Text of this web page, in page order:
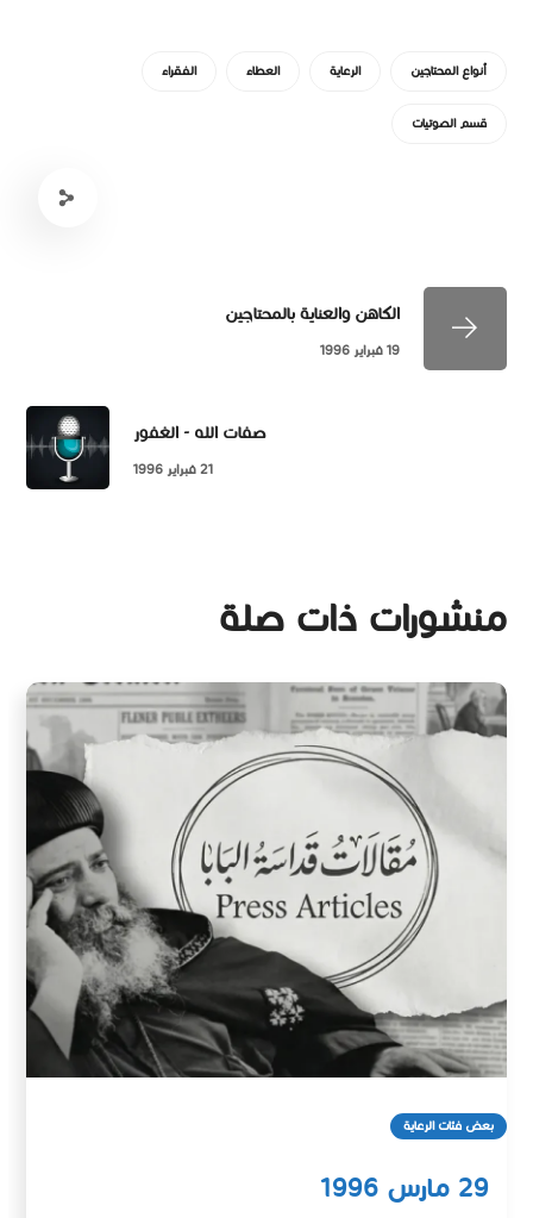
أنواع المحتاجين الرعاية العطاء الفقراء
قسم الصوتيات
الكاهن والعناية بالمحتاجين
19 فبراير 1996
صفات الله - الغفور
21 فبراير 1996
منشورات ذات صلة
بعض فئات الرعاية
29 مارس 1996